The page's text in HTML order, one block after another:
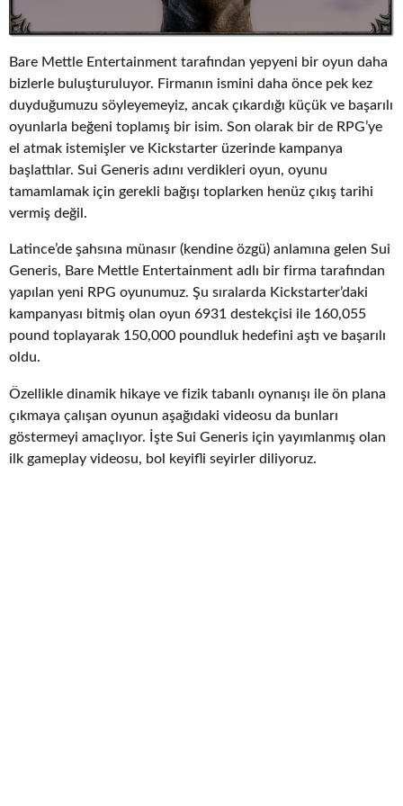
Bare Mettle Entertainment tarafından yepyeni bir oyun daha
bizlerle buluşturuluyor. Firmanın ismini daha önce pek kez
duyduğumuzu söyleyemeyiz, ancak çıkardığı küçük ve başarılı
oyunlarla beğeni toplamış bir isim. Son olarak bir de RPG’ye
el atmak istemişler ve Kickstarter üzerinde kampanya
başlattılar. Sui Generis adını verdikleri oyun, oyunu
tamamlamak için gerekli bağışı toplarken henüz çıkış tarihi
vermiş değil.
Latince’de şahsına münasır (kendine özgü) anlamına gelen Sui
Generis, Bare Mettle Entertainment adlı bir firma tarafından
yapılan yeni RPG oyunumuz. Şu sıralarda Kickstarter’daki
kampanyası bitmiş olan oyun 6931 destekçisi ile 160,055
pound toplayarak 150,000 poundluk hedefini aştı ve başarılı
oldu.
Özellikle dinamik hikaye ve fizik tabanlı oynanışı ile ön plana
çıkmaya çalışan oyunun aşağıdaki videosu da bunları
göstermeyi amaçlıyor. İşte Sui Generis için yayımlanmış olan
ilk gameplay videosu, bol keyifli seyirler diliyoruz.